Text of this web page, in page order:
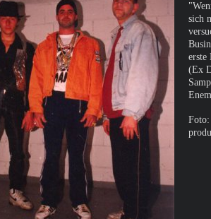
sich
erste
(Ex